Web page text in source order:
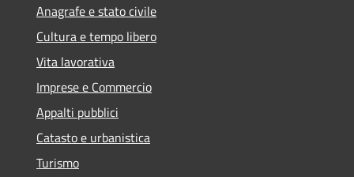
Anagrafe e stato civile
Cultura e tempo libero
Vita lavorativa
Imprese e Commercio
Appalti pubblici
Catasto e urbanistica
Turismo